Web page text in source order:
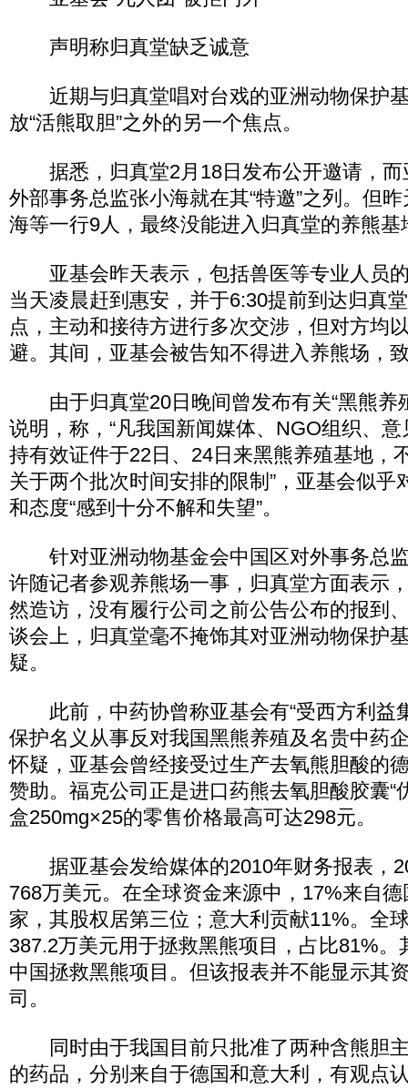
声明称归真堂缺乏诚意
近期与归真堂唱对台戏的亚洲动物保护
放“活熊取胆”之外的另一个焦点。
据悉，归真堂2月18日发布公开邀请，而
外部事务总监张小海就在其“特邀”之列。但
海等一行9人，最终没能进入归真堂的养熊基
亚基会昨天表示，包括兽医等专业人员
当天凌晨赶到惠安，并于6:30提前到达归真
点，主动和接待方进行多次交涉，但对方均
避。其间，亚基会被告知不得进入养熊场，
由于归真堂20日晚间曾发布有关“黑熊养
说明，称，“凡我国新闻媒体、NGO组织、
持有效证件于22日、24日来黑熊养殖基地，
关于两个批次时间安排的限制”，亚基会似乎
和态度“感到十分不解和失望”。
针对亚洲动物基金会中国区对外事务总
许随记者参观养熊场一事，归真堂方面表示
然造访，没有履行公司之前公告公布的报到
谈会上，归真堂毫不掩饰其对亚洲动物保护
疑。
此前，中药协曾称亚基会有“受西方利益
保护名义从事反对我国黑熊养殖及名贵中药
怀疑，亚基会曾经接受过生产去氧熊胆酸的
赞助。福克公司正是进口药熊去氧胆酸胶囊“
盒250mg×25的零售价格最高可达298元。
据亚基会发给媒体的2010年财务报表，
768万美元。在全球资金来源中，17%来自
家，其股权居第三位；意大利贡献11%。全
387.2万美元用于拯救黑熊项目，占比81%。
中国拯救黑熊项目。但该报表并不能显示其
司。
同时由于我国目前只批准了两种含熊胆
的药品，分别来自于德国和意大利，有观点